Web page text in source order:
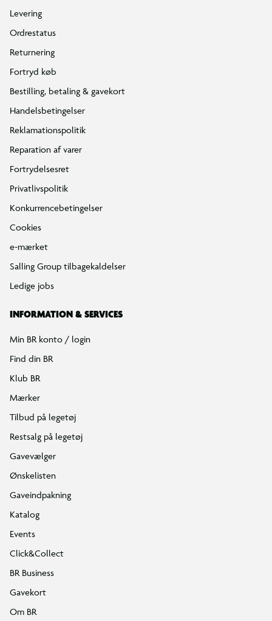
Levering
Ordrestatus
Returnering
Fortryd køb
Bestilling, betaling & gavekort
Handelsbetingelser
Reklamationspolitik
Reparation af varer
Fortrydelsesret
Privatlivspolitik
Konkurrencebetingelser
Cookies
e-mærket
Salling Group tilbagekaldelser
Ledige jobs
INFORMATION & SERVICES
Min BR konto / login
Find din BR
Klub BR
Mærker
Tilbud på legetøj
Restsalg på legetøj
Gavevælger
Ønskelisten
Gaveindpakning
Katalog
Events
Click&Collect
BR Business
Gavekort
Om BR